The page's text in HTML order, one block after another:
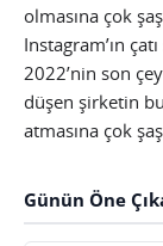
olmasına çok
Instagram’ın
2022’nin son
düşen şirketin
atmasına çok
Günün Öne